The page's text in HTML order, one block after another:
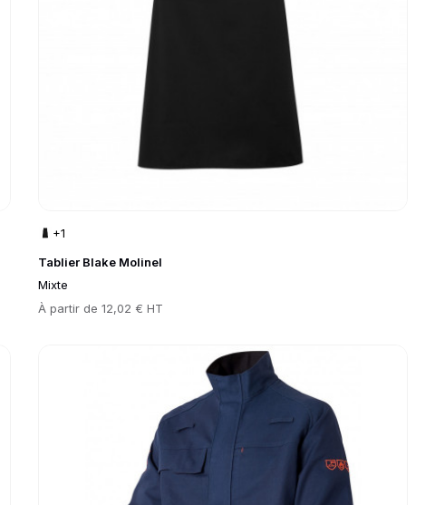
Tablier Blake Molinel
Mixte
Prix
À partir de 12,02 € HT
+1